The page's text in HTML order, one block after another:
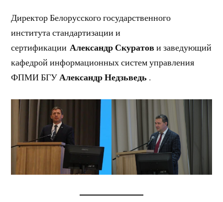
Директор Белорусского государственного
института стандартизации и
сертификации Александр Скуратови заведующий
кафедрой информационных систем управления
ФПМИ БГУАлександрНедзьведь .